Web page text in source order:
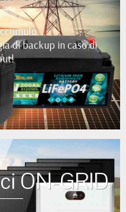
di backup in caso di
ON-GRID